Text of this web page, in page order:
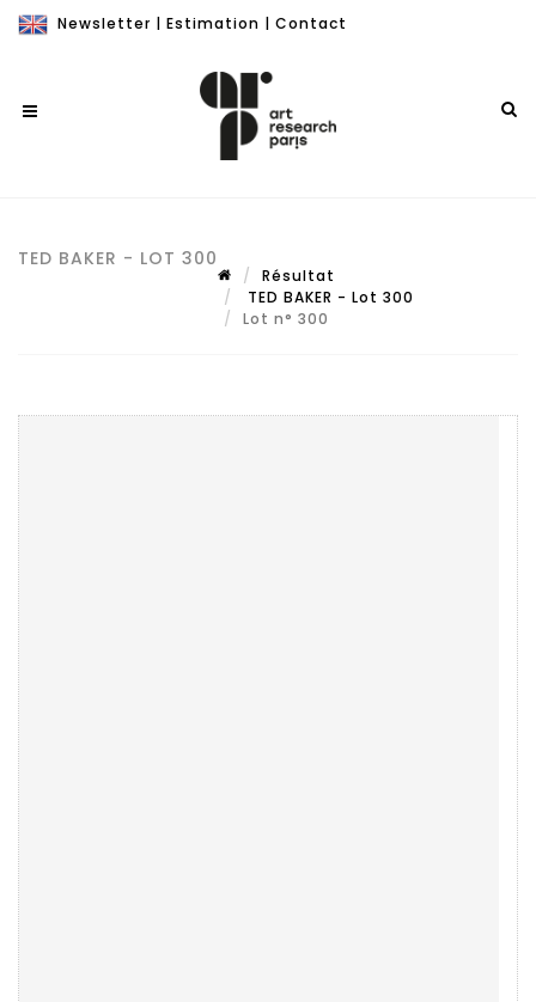
Newsletter | Estimation | Contact
TED BAKER - LOT 300
Résultat
TED BAKER - Lot 300
Lot n° 300